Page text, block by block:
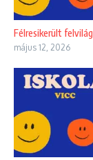
Félresikerült
május 12, 2026